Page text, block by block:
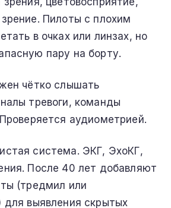
Пилоты с плохим
в очках или линзах, но
пару на борту.
чётко слышать
тревоги, команды
аудиометрией.
система. ЭКГ, ЭхоКГ,
После 40 лет добавляют
(тредмил или
для выявления скрытых